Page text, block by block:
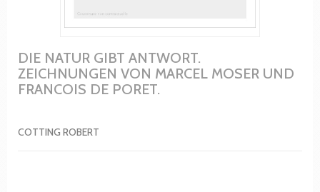
DIE NATUR GIBT ANTWORT.
ZEICHNUNGEN VON MARCEL MOSER UND
FRANCOIS DE PORET.
COTTING ROBERT